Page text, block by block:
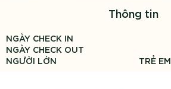
Thông tin
NGÀY CHECK IN
NGÀY CHECK OUT
NGƯỜI LỚN
TRẺ EM